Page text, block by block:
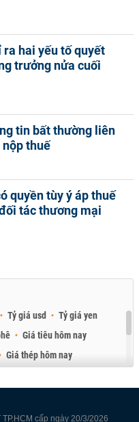
ra hai yếu tố quyết
trưởng nửa cuối
tin bất thường liên
thuế
quyền tùy ý áp thuế
tác thương mại
Tỷ giá usd
Tỷ giá yen
Giá tiêu hôm nay
Giá thép hôm nay
cấp ngày 20/3/2026